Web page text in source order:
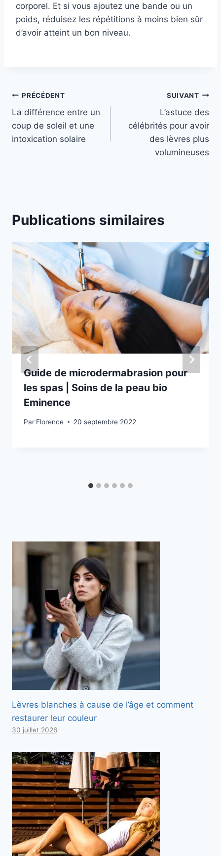
corporel. Et si vous ajoutez une bande ou un
poids, réduisez les répétitions à moins bien sûr
d’avoir atteint un bon niveau.
Navigation
de
l’article
PRÉCÉDENT
La différence entre un
coup de soleil et une
intoxication solaire
SUIVANT
L’astuce des
célébrités pour avoir
des lèvres plus
volumineuses
Publications similaires
Guide de microdermabrasion pour
les spas | Soins de la peau bio
Eminence
Par Florence 20 septembre 2022
Lèvres blanches à cause de l’âge et comment
restaurer leur couleur
30 juillet 2026